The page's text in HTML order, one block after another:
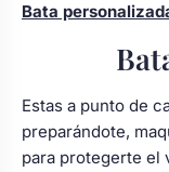
Bata
Estas a punto de
preparándote,
para protegerte el